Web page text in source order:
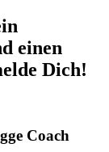
einen
Dich!
Coach